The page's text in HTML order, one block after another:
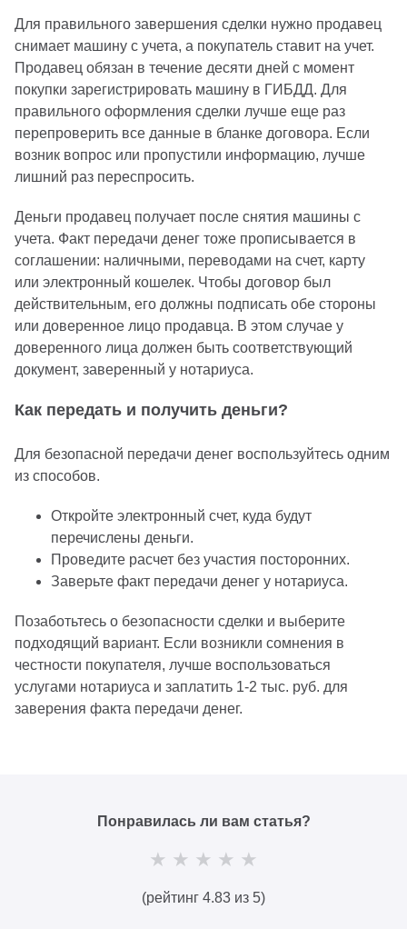
Для правильного завершения сделки нужно продавец
снимает машину с учета, а покупатель ставит на учет.
Продавец обязан в течение десяти дней с момент
покупки зарегистрировать машину в ГИБДД. Для
правильного оформления сделки лучше еще раз
перепроверить все данные в бланке договора. Если
возник вопрос или пропустили информацию, лучше
лишний раз переспросить.
Деньги продавец получает после снятия машины с
учета. Факт передачи денег тоже прописывается в
соглашении: наличными, переводами на счет, карту
или электронный кошелек. Чтобы договор был
действительным, его должны подписать обе стороны
или доверенное лицо продавца. В этом случае у
доверенного лица должен быть соответствующий
документ, заверенный у нотариуса.
Как передать и получить деньги?
Для безопасной передачи денег воспользуйтесь одним
из способов.
Откройте электронный счет, куда будут
перечислены деньги.
Проведите расчет без участия посторонних.
Заверьте факт передачи денег у нотариуса.
Позаботьтесь о безопасности сделки и выберите
подходящий вариант. Если возникли сомнения в
честности покупателя, лучше воспользоваться
услугами нотариуса и заплатить 1-2 тыс. руб. для
заверения факта передачи денег.
Понравилась ли вам статья?
(рейтинг 4.83 из 5)